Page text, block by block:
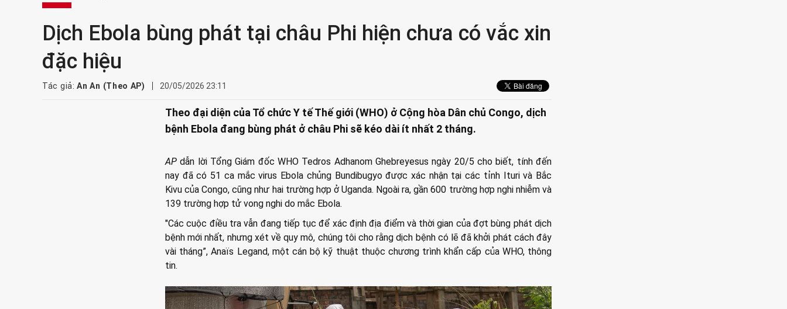
Dịch Ebola bùng phát tại châu Phi hiện chưa có vắc xin
đặc hiệu
Tác giả:An An (Theo AP) 20/05/2026 23:11
Theo đại diện của Tổ chức Y tế Thế giới (WHO) ở Cộng hòa Dân chủ Congo, dịch
bệnh Ebola đang bùng phát ở châu Phi sẽ kéo dài ít nhất 2 tháng.
AP dẫn lời Tổng Giám đốc WHO Tedros Adhanom Ghebreyesus ngày 20/5 cho biết, tính đến
nay đã có 51 ca mắc virus Ebola chủng Bundibugyo được xác nhận tại các tỉnh Ituri và Bắc
Kivu của Congo, cũng như hai trường hợp ở Uganda. Ngoài ra, gần 600 trường hợp nghi nhiễm và
139 trường hợp tử vong nghi do mắc Ebola.
"Các cuộc điều tra vẫn đang tiếp tục để xác định địa điểm và thời gian của đợt bùng phát dịch
bệnh mới nhất, nhưng xét về quy mô, chúng tôi cho rằng dịch bệnh có lẽ đã khởi phát cách đây
vài tháng”, Anaïs Legand, một cán bộ kỹ thuật thuộc chương trình khẩn cấp của WHO, thông
tin.